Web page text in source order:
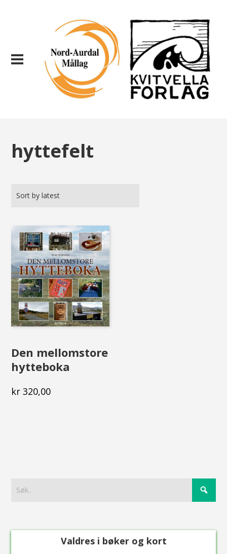
hyttefelt
Den mellomstore
hytteboka
kr 320,00
Valdres i bøker og kort